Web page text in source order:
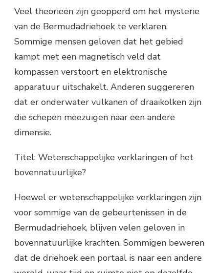
Veel theorieën zijn geopperd om het mysterie
van de Bermudadriehoek te verklaren.
Sommige mensen geloven dat het gebied
kampt met een magnetisch veld dat
kompassen verstoort en elektronische
apparatuur uitschakelt. Anderen suggereren
dat er onderwater vulkanen of draaikolken zijn
die schepen meezuigen naar een andere
dimensie.
Titel: Wetenschappelijke verklaringen of het
bovennatuurlijke?
Hoewel er wetenschappelijke verklaringen zijn
voor sommige van de gebeurtenissen in de
Bermudadriehoek, blijven velen geloven in
bovennatuurlijke krachten. Sommigen beweren
dat de driehoek een portaal is naar een andere